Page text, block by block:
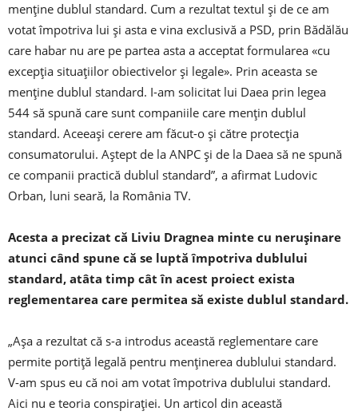
menţine dublul standard. Cum a rezultat textul şi de ce am
votat împotriva lui şi asta e vina exclusivă a PSD, prin Bădălău
care habar nu are pe partea asta a acceptat formularea «cu
excepţia situaţiilor obiectivelor şi legale». Prin aceasta se
menţine dublul standard. I-am solicitat lui Daea prin legea
544 să spună care sunt companiile care menţin dublul
standard. Aceeaşi cerere am făcut-o şi către protecţia
consumatorului. Aştept de la ANPC şi de la Daea să ne spună
ce companii practică dublul standard”, a afirmat Ludovic
Orban, luni seară, la România TV.
Acesta a precizat că Liviu Dragnea minte cu neruşinare
atunci când spune că se luptă împotriva dublului
standard, atâta timp cât în acest proiect exista
reglementarea care permitea să existe dublul standard.
„Aşa a rezultat că s-a introdus această reglementare care
permite portiţă legală pentru menţinerea dublului standard.
V-am spus eu că noi am votat împotriva dublului standard.
Aici nu e teoria conspiraţiei. Un articol din această